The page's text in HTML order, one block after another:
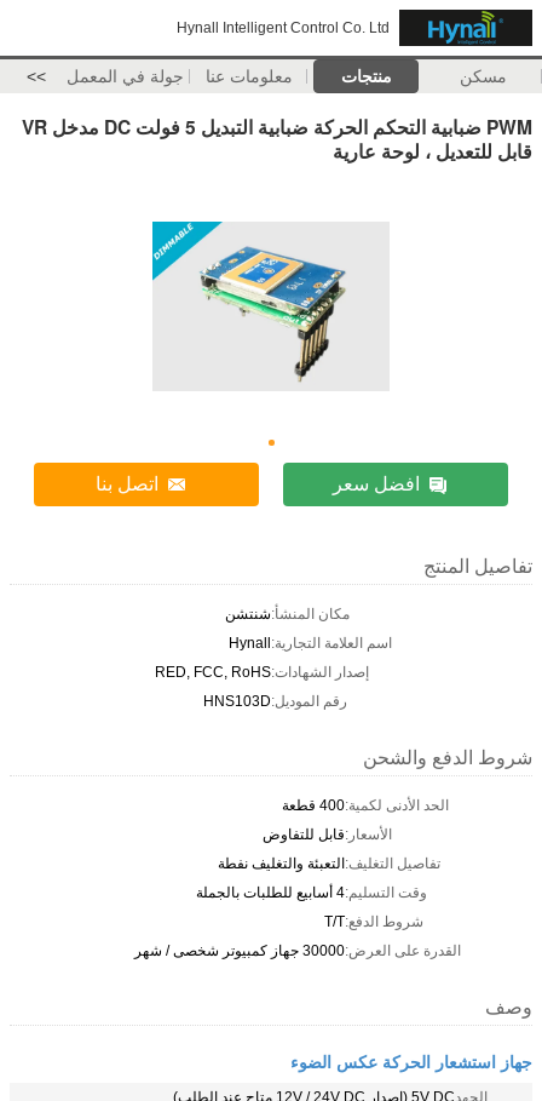
Hynall Intelligent Control Co. Ltd
مسكن منتجات معلومات عنا جولة في المعمل >>
PWM ضبابية التحكم الحركة ضبابية التبديل 5 فولت DC مدخل VR
قابل للتعديل ، لوحة عارية
افضل سعر اتصل بنا
تفاصيل المنتج
مكان المنشأ:شنتشن
اسم العلامة التجارية:Hynall
إصدار الشهادات:RED, FCC, RoHS
رقم الموديل:HNS103D
شروط الدفع والشحن
الحد الأدنى لكمية:400 قطعة
الأسعار:قابل للتفاوض
تفاصيل التغليف:التعبئة والتغليف نفطة
وقت التسليم:4 أسابيع للطلبات بالجملة
شروط الدفع:T/T
القدرة على العرض:30000 جهاز كمبيوتر شخصى / شهر
وصف
جهاز استشعار الحركة عكس الضوء
الجهد5V DC (إصدار 12V / 24V DC متاح عند الطلب)